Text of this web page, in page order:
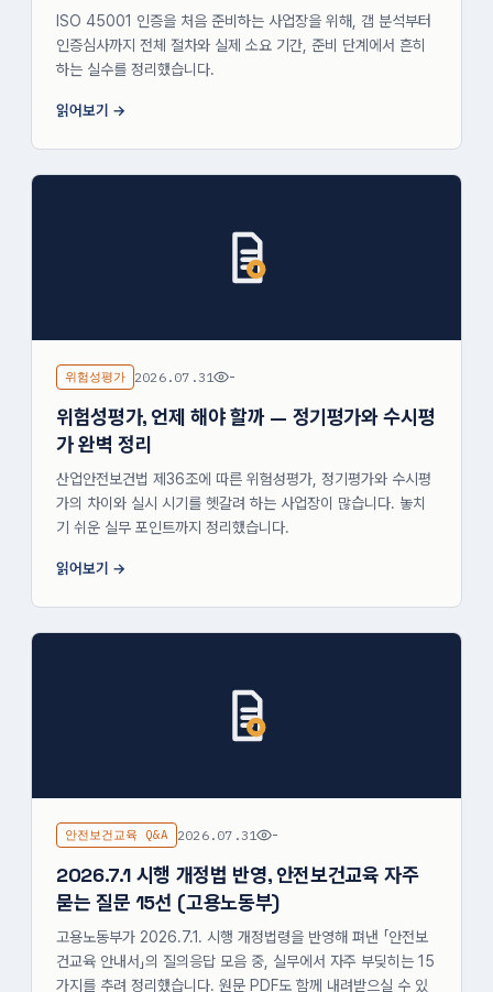
ISO 45001 인증을 처음 준비하는 사업장을 위해, 갭 분석부터
인증심사까지 전체 절차와 실제 소요 기간, 준비 단계에서 흔히
하는 실수를 정리했습니다.
읽어보기
위험성평가 2026.07.31 -
위험성평가, 언제 해야 할까 — 정기평가와 수시평
가 완벽 정리
산업안전보건법 제36조에 따른 위험성평가, 정기평가와 수시평
가의 차이와 실시 시기를 헷갈려 하는 사업장이 많습니다. 놓치
기 쉬운 실무 포인트까지 정리했습니다.
읽어보기
안전보건교육 Q&A 2026.07.31 -
2026.7.1 시행 개정법 반영, 안전보건교육 자주
묻는 질문 15선 (고용노동부)
고용노동부가 2026.7.1. 시행 개정법령을 반영해 펴낸 「안전보
건교육 안내서」의 질의응답 모음 중, 실무에서 자주 부딪히는 15
가지를 추려 정리했습니다. 원문 PDF도 함께 내려받으실 수 있